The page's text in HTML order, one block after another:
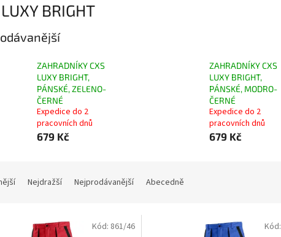
BRIGHT
ZAHRADNÍKY CXS
LUXY BRIGHT,
PÁNSKÉ, ZELENO-
ČERNÉ
Expedice do 2
pracovních dnů
679 Kč
ZAHRADNÍKY CXS
LUXY BRIGHT,
PÁNSKÉ, MODRO-
ČERNÉ
Expedice do 2
pracovních dnů
679 Kč
Nejdražší Nejprodávanější Abecedně
Kód: 861/46 Kód: